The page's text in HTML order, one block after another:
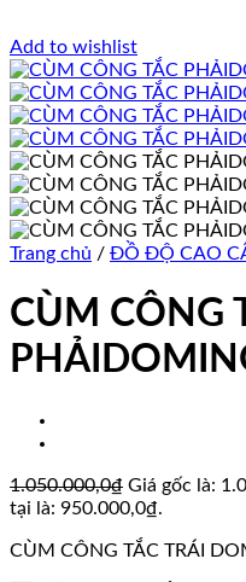
Add to wishlist
Trang chủ / ĐỒ ĐỘ CAO
CÙM CÔNG
1.050.000,0₫ Giá gốc là:
tại là: 950.000,0₫.
CÙM CÔNG TẮC TRÁI